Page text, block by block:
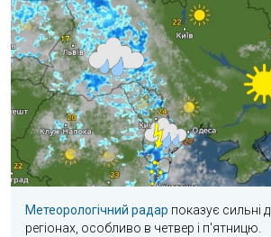
Метеорологічний радар показує сильні
регіонах, особливо в четвер і п'ятницю.